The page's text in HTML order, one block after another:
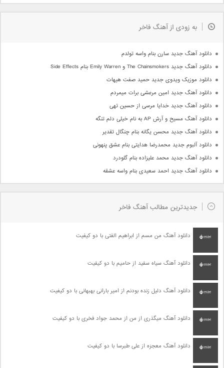
به زودی از آهنگ فاخر
دانلود آهنگ جدید سارن بنام واسه تولدم
دانلود آهنگ جدید The Chainsmokers و Emily Warren بنام Side Effects
دانلود موزیک ویدوی جدید حمید صفت هیهات
دانلود آهنگ جدید امین مرعشی برات میمردم
دانلود آهنگ جدید خدایا مرسی از حسین تهی
دانلود آهنگ مسیح و آرش AP به نام خیلی دلم تنگه
دانلود آهنگ جدید محسن یگانه بنام چنگال تقدیر
دانلود آلبوم جدید محمدرضا هدایتی بنام عشق پنهونی
دانلود آهنگ جدید محمد علیزاده بنام گلودرد
دانلود آهنگ جدید احمد سعیدی بنام واسه عشقه
جدیدترین مطالب آهنگ فاخر
دانلود آهنگ من مسم از ابراهیم الفتی با دو کیفیت
دانلود آهنگ سیاه سفید از حامیم با دو کیفیت
دانلود آهنگ دلیل زنده بودنم از امیر بارانی بهبهانی با دو کیفیت
دانلود آهنگ میگذری از من از محمد جواد فخری با دو کیفیت
دانلود آهنگ معجزه از علی طبرسا با دو کیفیت